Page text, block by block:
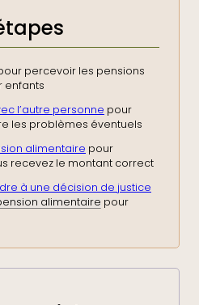
percevoir les pensions
enfants
l’autre personne pour
les problèmes éventuels
alimentaire pour
recevez le montant correct
à une décision de justice
alimentaire pour